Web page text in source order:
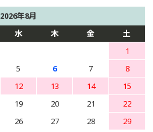
2026年8月
水 木 金
土
1
5 6 7
8
12 13 14
15
19 20 21
22
26 27 28
29